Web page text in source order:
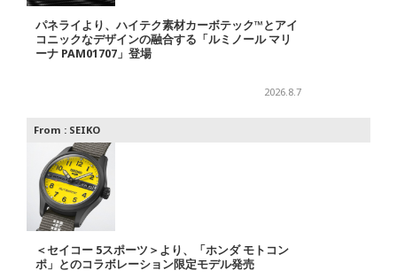
パネライより、ハイテク素材カーボテック™とアイ
コニックなデザインの融合する「ルミノール マリ
ーナ PAM01707」登場
2026.8.7
From : SEIKO
＜セイコー 5スポーツ＞より、「ホンダ モトコン
ポ」とのコラボレーション限定モデル発売